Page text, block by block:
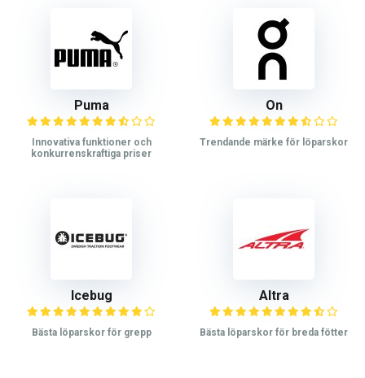
Puma
Innovativa funktioner och
konkurrenskraftiga priser
On
Trendande märke för löparskor
Icebug
Bästa löparskor för grepp
Altra
Bästa löparskor för breda fötter